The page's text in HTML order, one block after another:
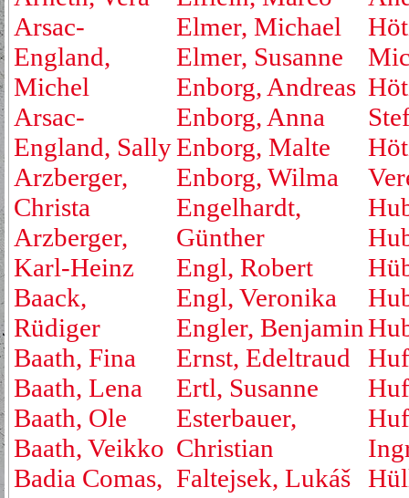
Arsac-
England,
Michel
Arsac-
England, Sally
Arzberger,
Christa
Arzberger,
Karl-Heinz
Baack,
Rüdiger
Baath, Fina
Baath, Lena
Baath, Ole
Baath, Veikko
Badia Comas,
Elmer, Michael
Elmer, Susanne
Enborg, Andreas
Enborg, Anna
Enborg, Malte
Enborg, Wilma
Engelhardt,
Günther
Engl, Robert
Engl, Veronika
Engler, Benjamin
Ernst, Edeltraud
Ertl, Susanne
Esterbauer,
Christian
Faltejsek, Lukáš